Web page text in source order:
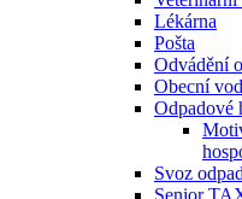
Lékárna
Pošta
Odvádění
Obecní
Odpadové
Svoz
Senior